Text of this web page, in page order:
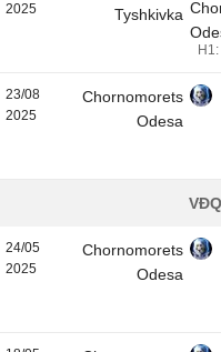
2025
Tyshkivka
23/08
2025
Chornomorets
Odesa
24/05
2025
Chornomorets
Odesa